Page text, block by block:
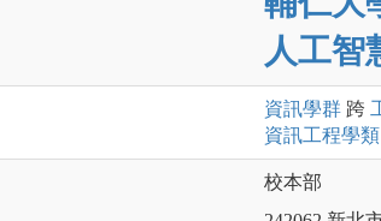
人工智
資訊學群 跨
資訊工程學類
校本部